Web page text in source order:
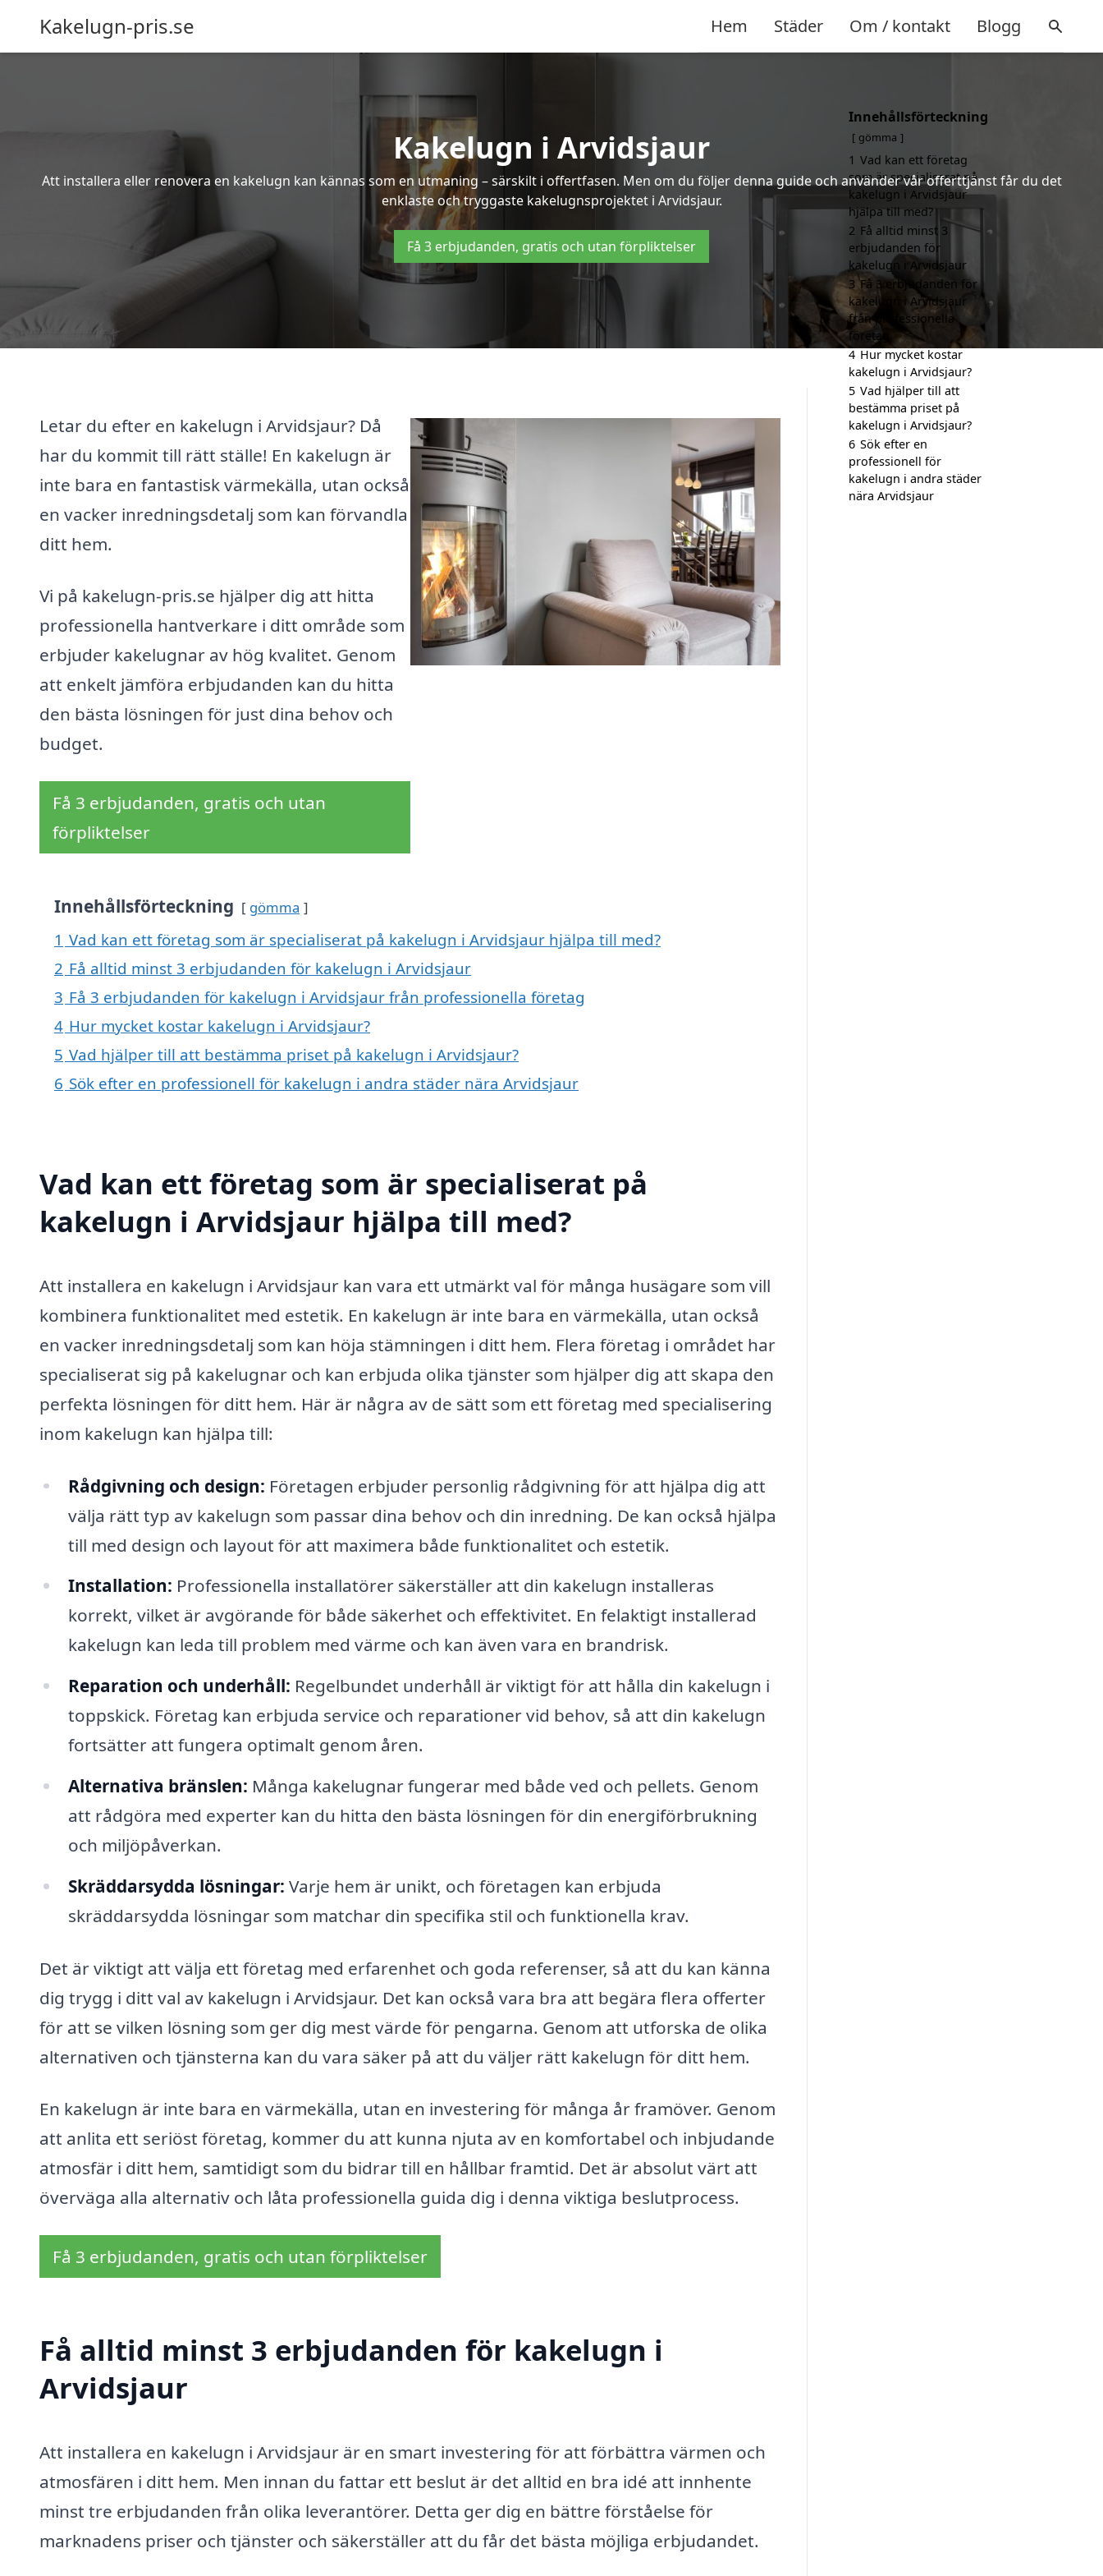
Kakelugn-pris.se Hem Städer Om / kontakt Blogg
Kakelugn i Arvidsjaur
Att installera eller renovera en kakelugn kan kännas som en utmaning – särskilt i offertfasen. Men om du följer denna guide och använder vår offerttjänst får du det
enklaste och tryggaste kakelugnsprojektet i Arvidsjaur.
Få 3 erbjudanden, gratis och utan förpliktelser
Letar du efter en kakelugn i Arvidsjaur? Då
har du kommit till rätt ställe! En kakelugn är
inte bara en fantastisk värmekälla, utan också
en vacker inredningsdetalj som kan förvandla
ditt hem.
Vi på kakelugn-pris.se hjälper dig att hitta
professionella hantverkare i ditt område som
erbjuder kakelugnar av hög kvalitet. Genom
att enkelt jämföra erbjudanden kan du hitta
den bästa lösningen för just dina behov och
budget.
Få 3 erbjudanden, gratis och utan
förpliktelser
Innehållsförteckning gömma
1 Vad kan ett företag som är specialiserat på kakelugn i Arvidsjaur hjälpa till med?
2 Få alltid minst 3 erbjudanden för kakelugn i Arvidsjaur
3 Få 3 erbjudanden för kakelugn i Arvidsjaur från professionella företag
4 Hur mycket kostar kakelugn i Arvidsjaur?
5 Vad hjälper till att bestämma priset på kakelugn i Arvidsjaur?
6 Sök efter en professionell för kakelugn i andra städer nära Arvidsjaur
Vad kan ett företag som är specialiserat på
kakelugn i Arvidsjaur hjälpa till med?
Att installera en kakelugn i Arvidsjaur kan vara ett utmärkt val för många husägare som vill
kombinera funktionalitet med estetik. En kakelugn är inte bara en värmekälla, utan också
en vacker inredningsdetalj som kan höja stämningen i ditt hem. Flera företag i området har
specialiserat sig på kakelugnar och kan erbjuda olika tjänster som hjälper dig att skapa den
perfekta lösningen för ditt hem. Här är några av de sätt som ett företag med specialisering
inom kakelugn kan hjälpa till:
Rådgivning och design: Företagen erbjuder personlig rådgivning för att hjälpa dig att
välja rätt typ av kakelugn som passar dina behov och din inredning. De kan också hjälpa
till med design och layout för att maximera både funktionalitet och estetik.
Installation: Professionella installatörer säkerställer att din kakelugn installeras
korrekt, vilket är avgörande för både säkerhet och effektivitet. En felaktigt installerad
kakelugn kan leda till problem med värme och kan även vara en brandrisk.
Reparation och underhåll: Regelbundet underhåll är viktigt för att hålla din kakelugn i
toppskick. Företag kan erbjuda service och reparationer vid behov, så att din kakelugn
fortsätter att fungera optimalt genom åren.
Alternativa bränslen: Många kakelugnar fungerar med både ved och pellets. Genom
att rådgöra med experter kan du hitta den bästa lösningen för din energiförbrukning
och miljöpåverkan.
Skräddarsydda lösningar: Varje hem är unikt, och företagen kan erbjuda
skräddarsydda lösningar som matchar din specifika stil och funktionella krav.
Det är viktigt att välja ett företag med erfarenhet och goda referenser, så att du kan känna
dig trygg i ditt val av kakelugn i Arvidsjaur. Det kan också vara bra att begära flera offerter
för att se vilken lösning som ger dig mest värde för pengarna. Genom att utforska de olika
alternativen och tjänsterna kan du vara säker på att du väljer rätt kakelugn för ditt hem.
En kakelugn är inte bara en värmekälla, utan en investering för många år framöver. Genom
att anlita ett seriöst företag, kommer du att kunna njuta av en komfortabel och inbjudande
atmosfär i ditt hem, samtidigt som du bidrar till en hållbar framtid. Det är absolut värt att
överväga alla alternativ och låta professionella guida dig i denna viktiga beslutprocess.
Få 3 erbjudanden, gratis och utan förpliktelser
Få alltid minst 3 erbjudanden för kakelugn i
Arvidsjaur
Att installera en kakelugn i Arvidsjaur är en smart investering för att förbättra värmen och
atmosfären i ditt hem. Men innan du fattar ett beslut är det alltid en bra idé att innhente
minst tre erbjudanden från olika leverantörer. Detta ger dig en bättre förståelse för
marknadens priser och tjänster och säkerställer att du får det bästa möjliga erbjudandet.
Innehållsförteckning
gömma
1 Vad kan ett företag
som är specialiserat på
kakelugn i Arvidsjaur
hjälpa till med?
2 Få alltid minst 3
erbjudanden för
kakelugn i Arvidsjaur
3 Få 3 erbjudanden för
kakelugn i Arvidsjaur
från professionella
företag
4 Hur mycket kostar
kakelugn i Arvidsjaur?
5 Vad hjälper till att
bestämma priset på
kakelugn i Arvidsjaur?
6 Sök efter en
professionell för
kakelugn i andra städer
nära Arvidsjaur